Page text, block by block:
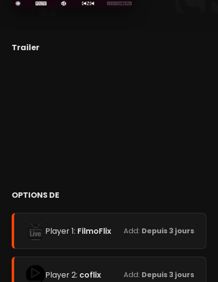
Trailer
OPTIONS DE
Player 1: FilmoFlix Add: Depuis 3 jours
Player 2: coflix Add: Depuis 3 jours